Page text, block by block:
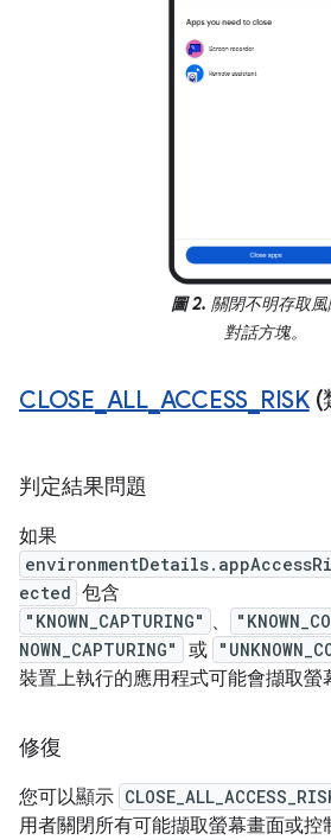
圖 2. 關閉不明存取
對話方塊。
CLOSE ALL_ ACCESS RISK(
判定結果問題
如果
ected 包含
"KNOWN_CAPTURING" 、
NOWN_CAPTURING"
或
裝置上執行的應用程式可能會擷取螢
修復
您可以顯示
用者關閉所有可能擷取螢幕畫面或控